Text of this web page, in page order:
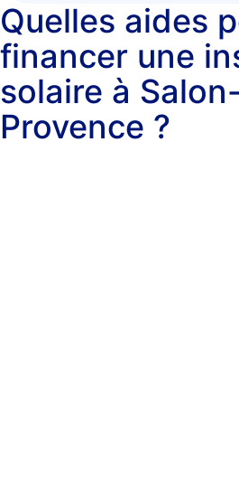
Quelles aides
financer une
solaire à
Provence ?